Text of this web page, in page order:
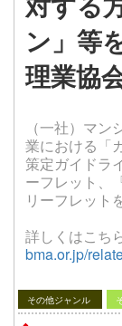
ン」等
理業協会
（一社）マ
業における「
策定ガイドラ
ーフレット、
リーフレット
詳しくはこ
bma.or.jp/
その他ジャンル